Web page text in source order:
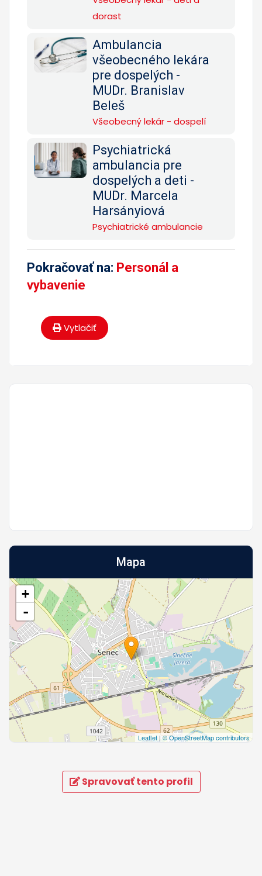
dorast
Ambulancia
všeobecného lekára
pre dospelých -
MUDr. Branislav
Beleš
Všeobecný lekár - dospelí
Psychiatrická
ambulancia pre
dospelých a deti -
MUDr. Marcela
Harsányiová
Psychiatrické ambulancie
Pokračovať na: Personál a
vybavenie
Vytlačiť
Mapa
+
-
Leaflet |© OpenStreetMap contributors
Spravovať tento profil